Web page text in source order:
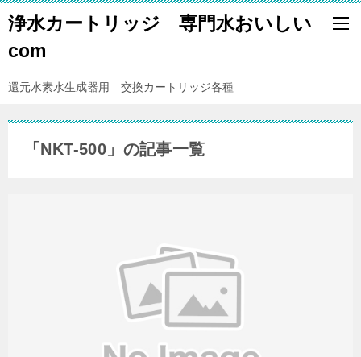
浄水カートリッジ 専門水おいしい
com
還元水素水生成器用 交換カートリッジ各種
「NKT-500」の記事一覧